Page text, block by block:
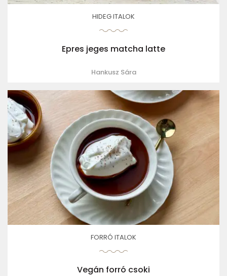
HIDEG ITALOK
Epres jeges matcha latte
Hankusz Sára
FORRÓ ITALOK
Vegán forró csoki